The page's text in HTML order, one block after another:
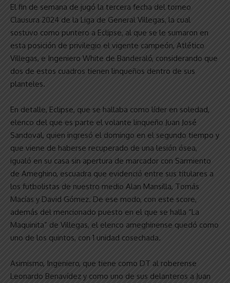
El fin de semana de jugó la tercera fecha del torneo
Clausura 2024 de la Liga de General Villegas, la cual
sostuvo como puntero a Eclipse, al que se le sumaron en
esta posición de privilegio el vigente campeón, Atlético
Villegas, e Ingeniero White de Banderaló, considerando que
dos de estos cuadros tienen linqueños dentro de sus
planteles.
En detalle, Eclipse, que se hallaba como líder en soledad,
elenco del que es parte el volante linqueño Juan José
Sandoval, quien ingresó el domingo en el segundo tiempo y
que viene de haberse recuperado de una lesión ósea,
igualó en su casa sin apertura de marcador con Sarmiento
de Ameghino, escuadra que evidenció entre sus titulares a
los futbolistas de nuestro medio Alan Mansilla, Tomás
Macías y David Gómez. De ese modo, con este score,
además del mencionado puesto en el que se halla “La
Maquinita” de Villegas, el elenco ameghinense quedó como
uno de los quintos, con 1 unidad cosechada.
Asimismo, Ingeniero, que tiene como DT al roberense
Leonardo Benavídez y como uno de sus delanteros a Juan